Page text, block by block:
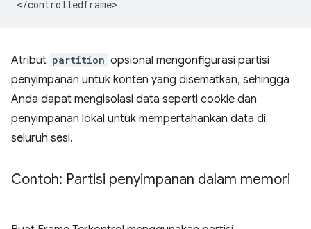
Atribut partition opsional mengonfigurasi partisi
penyimpanan untuk konten yang disematkan, sehingga
Anda dapat mengisolasi data seperti cookie dan
penyimpanan lokal untuk mempertahankan data di
seluruh sesi.
Contoh: Partisi penyimpanan dalam memori